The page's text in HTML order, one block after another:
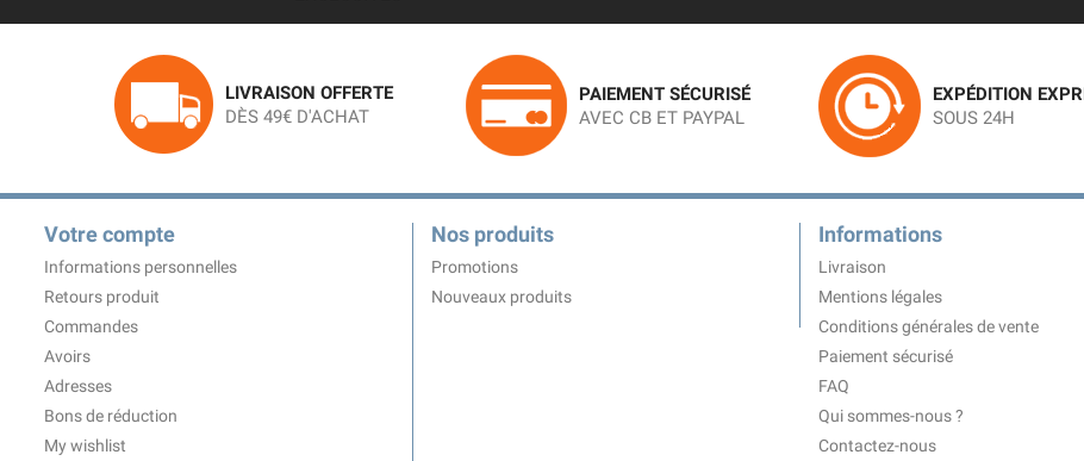
LIVRAISON OFFERTE
DÈS 49€ D'ACHAT
PAIEMENT SÉCURISÉ
AVEC CB ET PAYPAL
EXPÉDITION
SOUS 24H
Votre compte
Informations personnelles
Retours produit
Commandes
Avoirs
Adresses
Bons de réduction
My wishlist
Nos produits
Promotions
Nouveaux produits
Informations
Livraison
Mentions légales
Conditions générales de vente
Paiement sécurisé
FAQ
Qui sommes-nous ?
Contactez-nous